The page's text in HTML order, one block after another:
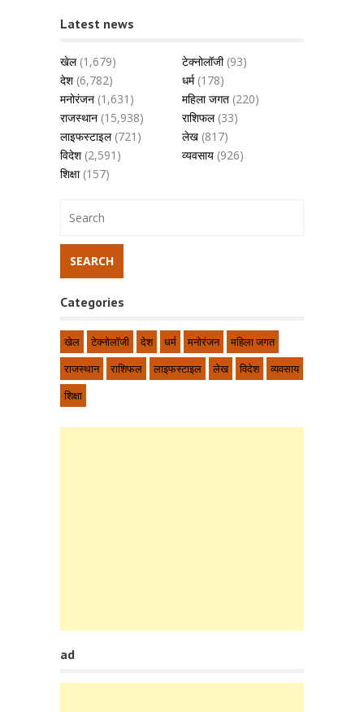
Latest news
खेल(1,679) टेक्नोलॉजी(93)
देश(6,782) धर्म(178)
मनोरंजन (1,631) महिला जगत (220)
राजस्थान (15,938) राशिफल(33)
लाइफस्टाइल(721) लेख (817)
विदेश(2,591) व्यवसाय (926)
शिक्षा(157)
Categories
खेल टेक्नोलॉजी देश धर्म मनोरंजन
महिला जगत
राजस्थान
राशिफल लाइफस्टाइल लेख विदेश
व्यवसाय
शिक्षा
ad